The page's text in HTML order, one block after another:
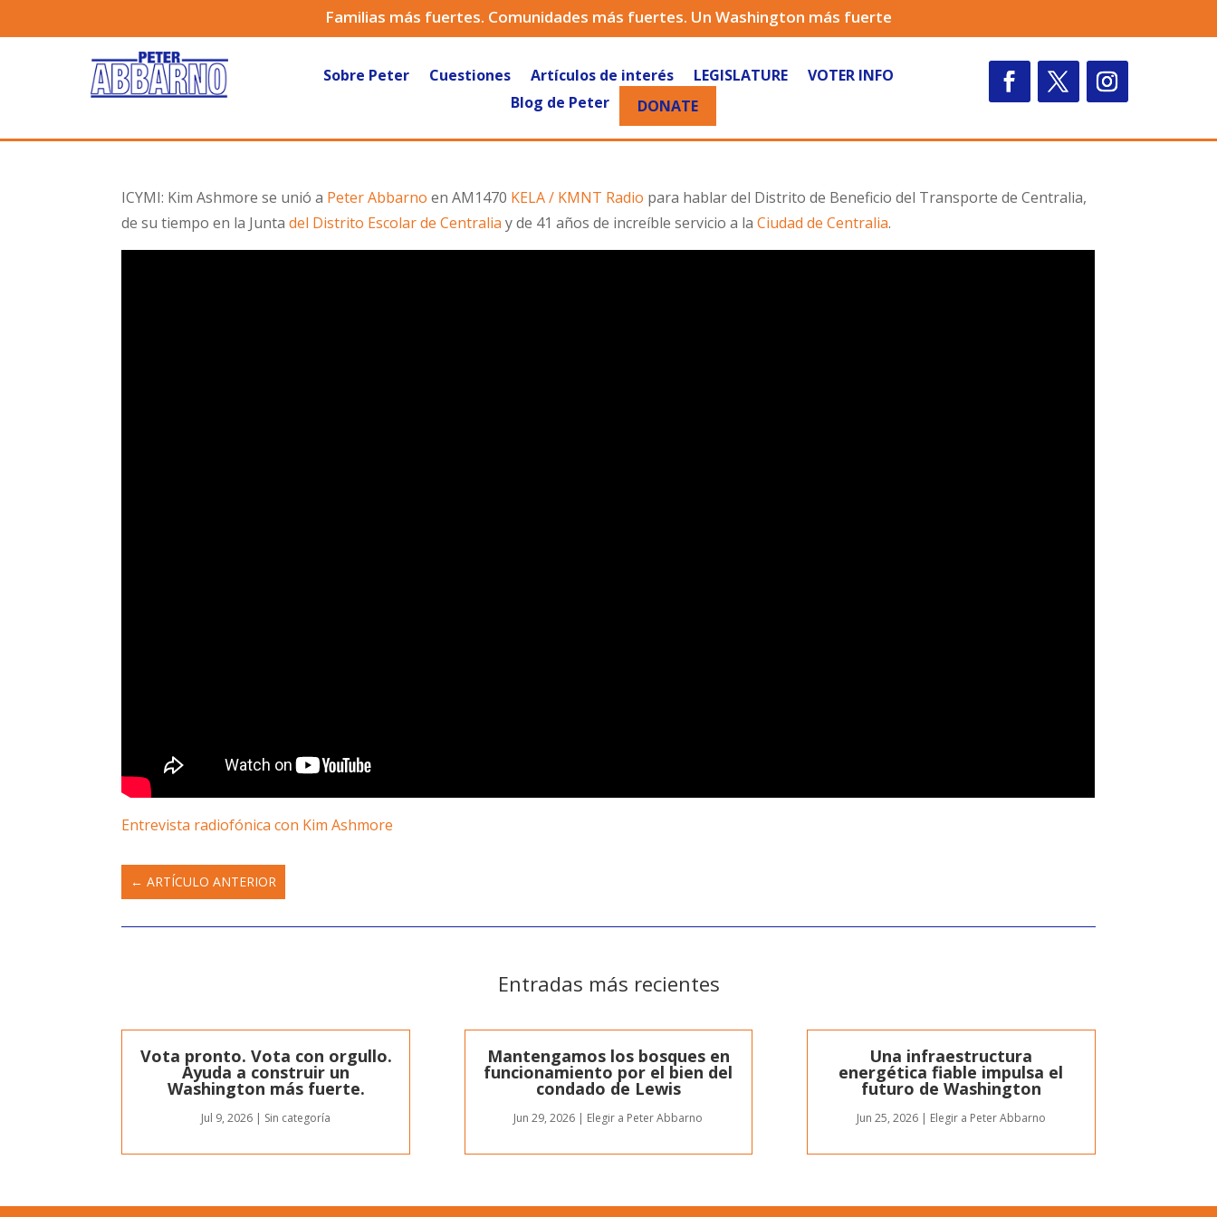
Familias más fuertes. Comunidades más fuertes. Un Washington más fuerte
Sobre Peter Cuestiones Artículos de interés LEGISLATURE
VOTER INFO
Blog de Peter
DONATE
ICYMI: Kim Ashmore se unió a Peter Abbarno en AM1470 KELA / KMNT Radio para hablar del Distrito de Beneficio del Transporte de Centralia,
de su tiempo en la Juntadel Distrito Escolar de Centralia y de 41 años de increíble servicio a laCiudad de Centralia.
Entrevista radiofónica con Kim Ashmore
←ARTÍCULO ANTERIOR
Entradas más recientes
Vota pronto. Vota con orgullo.
Ayuda a construir un
Washington más fuerte.
Jul 9, 2026 | Sin categoría
Mantengamos los bosques en
funcionamiento por el bien del
condado de Lewis
Jun 29, 2026 | Elegir a Peter Abbarno
Una infraestructura
energética fiable impulsa el
futuro de Washington
Jun 25, 2026| Elegir a Peter Abbarno